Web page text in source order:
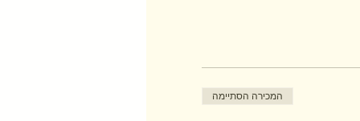
המכירה הסתיימה